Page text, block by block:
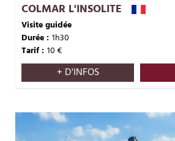
COLMAR L'INSOLITE
Visite guidée
Durée : 1h30
Tarif : 10€
+ D'INFOS